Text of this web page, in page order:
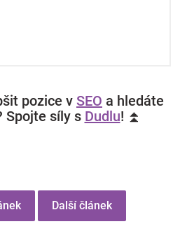
pozice v SEO a hledáte
Spojte síly s Dudlu! ⏫
Další článek